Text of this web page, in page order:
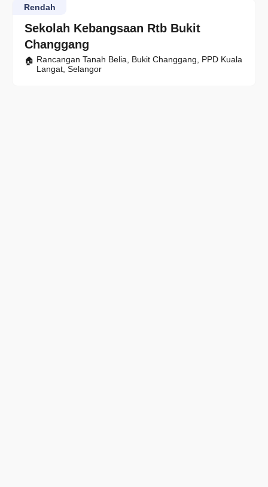
Sekolah Kebangsaan Rtb Bukit
Changgang
Rendah
Rancangan Tanah Belia, Bukit Changgang, PPD Kuala
Langat, Selangor